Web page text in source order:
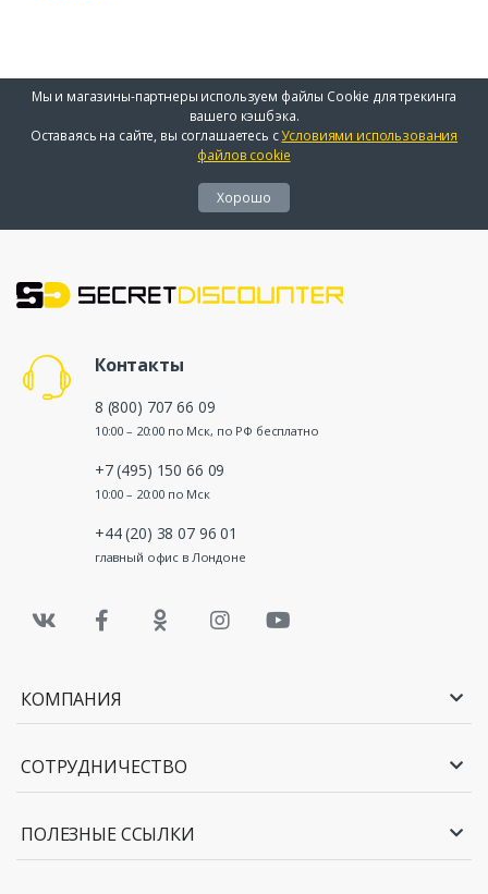
Мы и магазины-партнеры используем файлы Cookie для трекинга
вашего кэшбэка.
Оставаясь на сайте, вы соглашаетесь сУсловиями использования
файлов cookie
Хорошо
Контакты
8 (800) 707 66 09
10:00 – 20:00 по Мск, по РФ бесплатно
+7 (495) 150 66 09
10:00 – 20:00 по Мск
+44 (20) 38 07 96 01
главный офис в Лондоне
КОМПАНИЯ
СОТРУДНИЧЕСТВО
ПОЛЕЗНЫЕ ССЫЛКИ